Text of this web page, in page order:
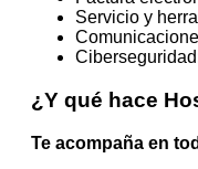
Servicio y
¿Y qué hace
Te acompaña en